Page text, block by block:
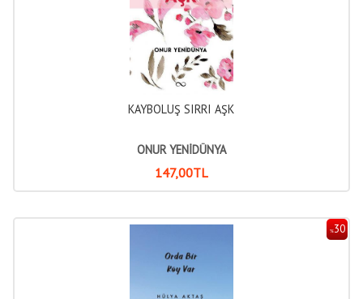
KAYBOLUŞ SIRRI AŞK
ONUR YENİDÜNYA
147,00TL
%30